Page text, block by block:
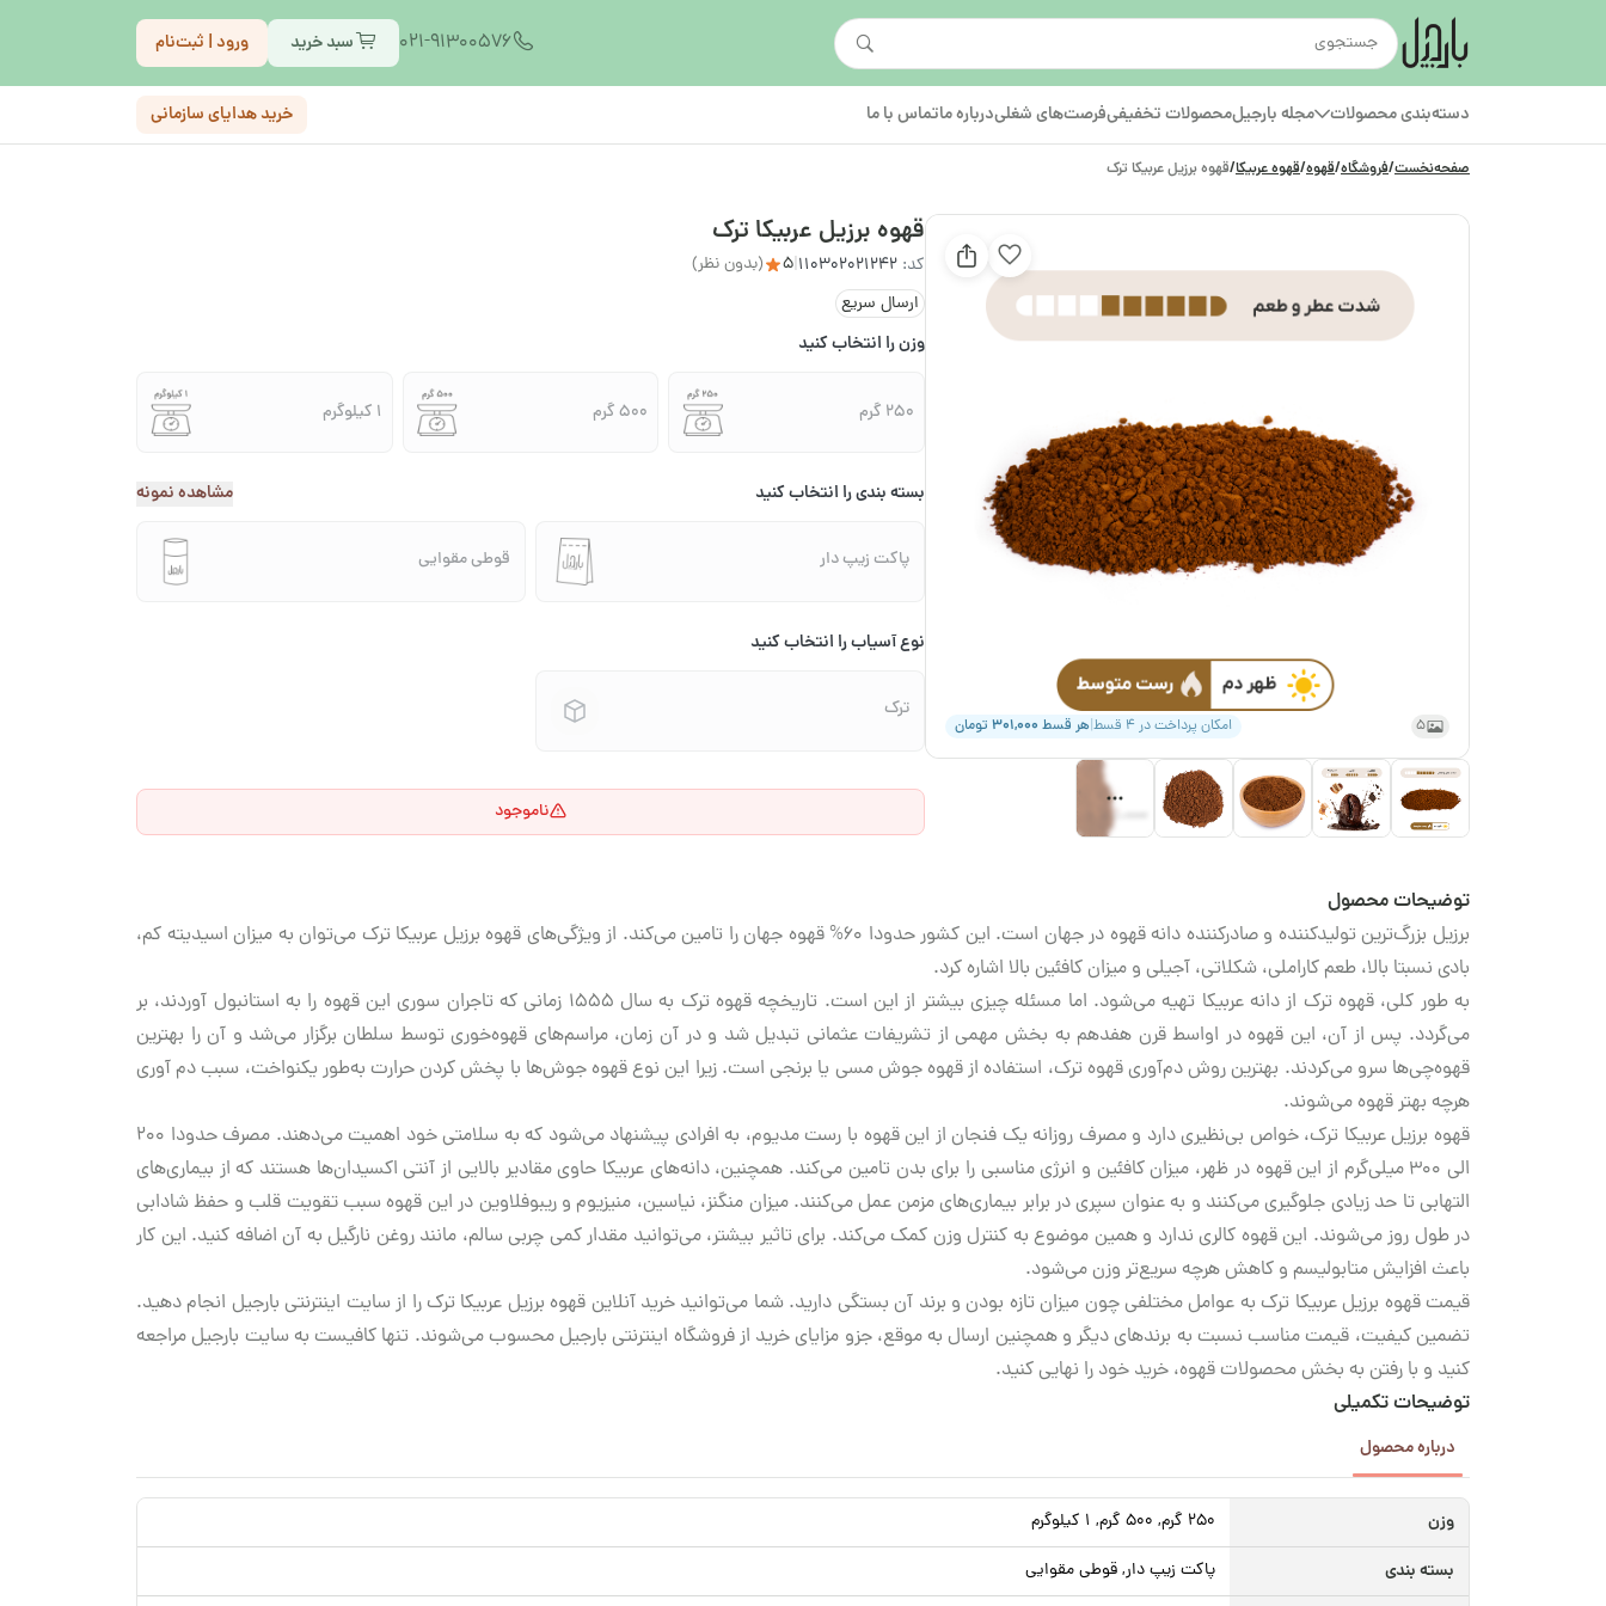
021-91300576 سبد خرید ورود | ثبت‌نام
دسته‌بندی محصولات مجله بارجیلمحصولات تخفیفیفرصت‌های شغلیدرباره ماتماس با ما خرید هدایای سازمانی
صفحه‌نخست/فروشگاه/قهوه/قهوه عربیکا/قهوه برزیل عربیکا ترک
5 امکان پرداخت در ۴ قسط |هر قسط ۳۰۱,۰۰۰ تومان
قهوه برزیل عربیکا ترک
کد: 110302021242
|
5
(بدون نظر)
ارسال سریع
وزن را انتخاب کنید
250 گرم 500 گرم 1 کیلوگرم
بسته بندی را انتخاب کنید مشاهده نمونه
پاکت زیپ دار قوطی مقوایی
نوع آسیاب را انتخاب کنید
ترک
ناموجود
توضیحات محصول
برزیل بزرگ‌ترین تولیدکننده و صادرکننده دانه قهوه در جهان است. این کشور حدودا 60% قهوه جهان را تامین می‌کند. از ویژگی‌های قهوه برزیل عربیکا ترک می‌توان به میزان اسیدیته کم،
بادی نسبتا بالا، طعم کاراملی، شکلاتی، آجیلی و میزان کافئین بالا اشاره کرد.
به طور کلی، قهوه ترک از دانه عربیکا تهیه می‌شود. اما مسئله چیزی بیشتر از این است. تاریخچه قهوه ترک به سال 1555 زمانی که تاجران سوری این قهوه را به استانبول آوردند، بر
می‌گردد. پس از آن، این قهوه در اواسط قرن هفدهم به بخش مهمی از تشریفات عثمانی تبدیل شد و در آن زمان، مراسم‌های قهوه‌خوری توسط سلطان برگزار می‌شد و آن را بهترین
قهوه‌چی‌ها سرو می‌کردند. بهترین روش دم‌آوری قهوه ترک، استفاده از قهوه جوش مسی یا برنجی است. زیرا این نوع قهوه جوش‌ها با پخش کردن حرارت به‌طور یکنواخت، سبب دم آوری
هرچه بهتر قهوه می‌شوند.
قهوه برزیل عربیکا ترک، خواص بی‌نظیری دارد و مصرف روزانه یک فنجان از این قهوه با رست مدیوم، به افرادی پیشنهاد می‌شود که به سلامتی خود اهمیت می‌دهند. مصرف حدودا 200
الی 300 میلی‌گرم از این قهوه در ظهر، میزان کافئین و انرژی مناسبی را برای بدن تامین می‌کند. همچنین، دانه‌های عربیکا حاوی مقادیر بالایی از آنتی‌ اکسیدان‌ها هستند که از بیماری‌های
التهابی تا حد زیادی جلوگیری می‌کنند و به عنوان سپری در برابر بیماری‌های مزمن عمل می‌کنند. میزان منگنز، نیاسین، منیزیوم و ریبوفلاوین در این قهوه سبب تقویت قلب و حفظ شادابی
در طول روز می‌شوند. این قهوه کالری ندارد و همین موضوع به کنترل وزن کمک می‌کند. برای تاثیر بیشتر، می‌توانید مقدار کمی چربی سالم، مانند روغن نارگیل به آن اضافه کنید. این کار
باعث افزایش متابولیسم و کاهش هرچه سریع‌تر وزن می‌شود.
قیمت قهوه برزیل عربیکا ترک به عوامل مختلفی چون میزان تازه بودن و برند آن بستگی دارید. شما می‌توانید خرید آنلاین قهوه برزیل عربیکا ترک را از سایت اینترنتی بارجیل انجام دهید.
تضمین کیفیت، قیمت مناسب نسبت به برندهای دیگر و همچنین ارسال به موقع، جزو مزایای خرید از فروشگاه اینترنتی بارجیل محسوب می‌شوند. تنها کافیست به سایت بارجیل مراجعه
کنید و با رفتن به بخش محصولات قهوه، خرید خود را نهایی کنید.
توضیحات تکمیلی
درباره محصول
وزن 250 گرم, 500 گرم, 1 کیلوگرم
بسته بندی پاکت زیپ دار, قوطی مقوایی